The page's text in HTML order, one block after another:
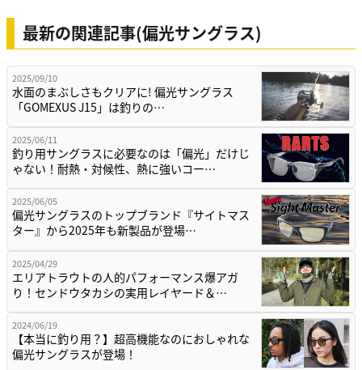
最新の関連記事(偏光サングラス)
2025/09/10
水面のまぶしさもクリアに! 偏光サングラス
「GOMEXUS J15」は釣りの…
2025/06/11
釣り用サングラスに必要なのは「偏光」だけじ
ゃない！耐熱・対候性、熱に強いコー…
2025/06/05
偏光サングラスのトップブランド『サイトマス
ター』から2025年も新製品が登場…
2025/04/29
エリアトラウトの人的パフォーマンス爆アガ
り！センドウタカシの実用レイヤード＆…
2024/06/19
【本当に釣り用？】超高機能なのにおしゃれな
偏光サングラスが登場！